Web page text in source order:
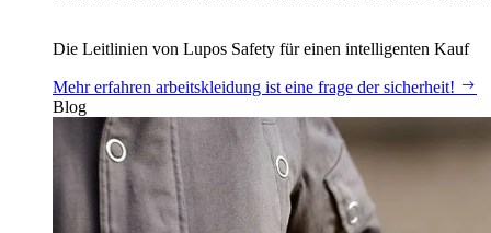
Die Leitlinien von Lupos Safety für einen intelligenten Kauf
Mehr erfahren arbeitskleidung ist eine frage der sicherheit!
Blog